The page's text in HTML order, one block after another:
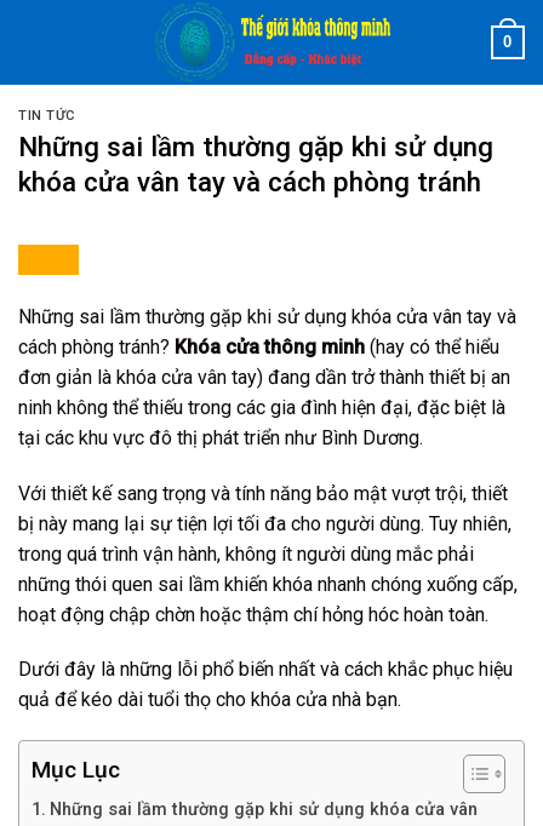
0
TIN TỨC
Những sai lầm thường gặp khi sử dụng
khóa cửa vân tay và cách phòng tránh
Những sai lầm thường gặp khi sử dụng khóa cửa vân tay và
cách phòng tránh? Khóa cửa thông minh (hay có thể hiểu
đơn giản là khóa cửa vân tay) đang dần trở thành thiết bị an
ninh không thể thiếu trong các gia đình hiện đại, đặc biệt là
tại các khu vực đô thị phát triển như Bình Dương.
Với thiết kế sang trọng và tính năng bảo mật vượt trội, thiết
bị này mang lại sự tiện lợi tối đa cho người dùng. Tuy nhiên,
trong quá trình vận hành, không ít người dùng mắc phải
những thói quen sai lầm khiến khóa nhanh chóng xuống cấp,
hoạt động chập chờn hoặc thậm chí hỏng hóc hoàn toàn.
Dưới đây là những lỗi phổ biến nhất và cách khắc phục hiệu
quả để kéo dài tuổi thọ cho khóa cửa nhà bạn.
Mục Lục
Những sai lầm thường gặp khi sử dụng khóa cửa vân